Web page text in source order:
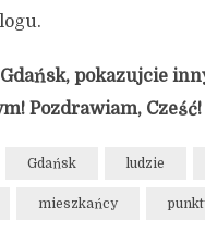
pokazujcie
Pozdrawiam, Cześć!
Gdańsk ludzie
mieszkańcy